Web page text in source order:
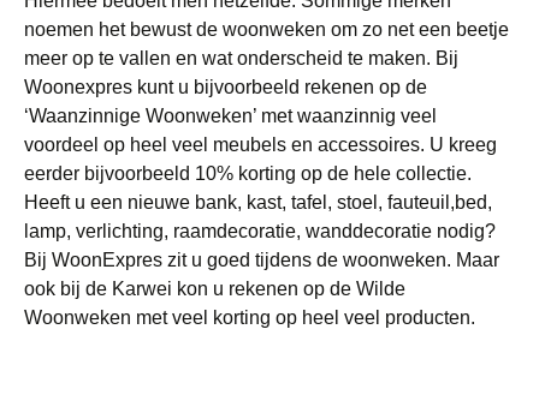
noemen het bewust de woonweken om zo net een beetje
meer op te vallen en wat onderscheid te maken. Bij
Woonexpres kunt u bijvoorbeeld rekenen op de
‘Waanzinnige Woonweken’ met waanzinnig veel
voordeel op heel veel meubels en accessoires. U kreeg
eerder bijvoorbeeld 10% korting op de hele collectie.
Heeft u een nieuwe bank, kast, tafel, stoel, fauteuil,bed,
lamp, verlichting, raamdecoratie, wanddecoratie nodig?
Bij WoonExpres zit u goed tijdens de woonweken. Maar
ook bij de Karwei kon u rekenen op de Wilde
Woonweken met veel korting op heel veel producten.